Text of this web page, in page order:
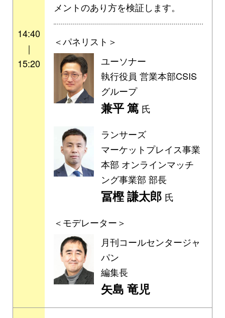
14:40
｜
15:20
メントのあり方を検証します。
＜パネリスト＞
ユーソナー
執行役員 営業本部CSIS
グループ
兼平 篤 氏
ランサーズ
マーケットプレイス事業
本部 オンラインマッチ
ング事業部 部長
冨樫 謙太郎 氏
＜モデレーター＞
月刊コールセンタージャ
パン
編集長
矢島 竜児